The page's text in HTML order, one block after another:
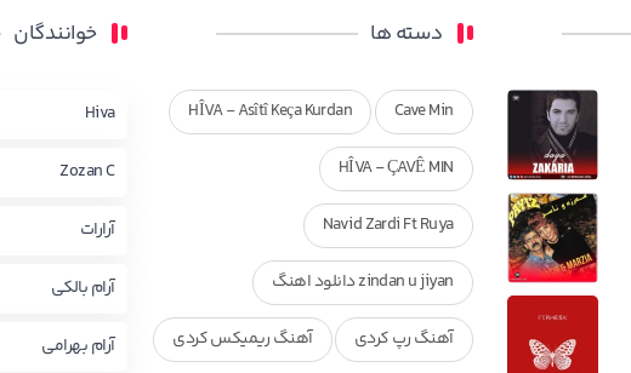
دسته ها
Cave Min
HÎVA - Asîtî Keça Kurdan
HÎVA - ÇAVÊ MIN
Navid Zardi Ft Ruya
zindan u jiyan دانلود اهنگ
آهنگ رپ کردی آهنگ ریمیکس کردی
خوانندگان
Hiva
Zozan C
آرارات
آرام بالکی
آرام بهرامی